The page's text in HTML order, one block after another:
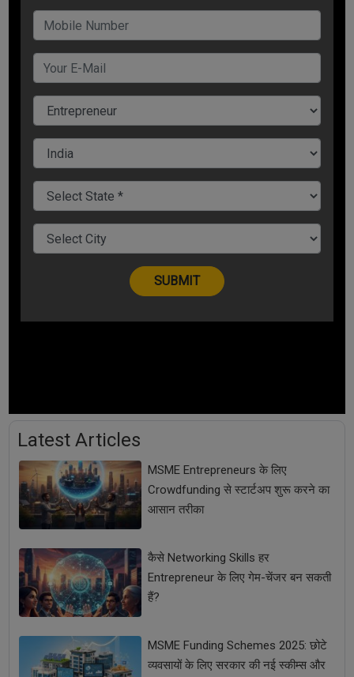
Latest Articles
MSME Entrepreneurs के लिए
Crowdfunding से स्टार्टअप शुरू करने का
आसान तरीका
कैसे Networking Skills हर
Entrepreneur के लिए गेम-चेंजर बन सकती
हैं?
MSME Funding Schemes 2025: छोटे
व्यवसायों के लिए सरकार की नई स्कीम्स और